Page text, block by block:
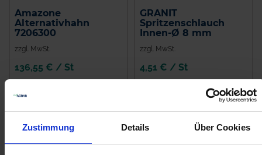
Zustimmung Details Über Cookies
Amazone
Alternativhahn
7206300
zzgl. MwSt.
136,55 € / St
GRANIT
Spritzenschlauch
Innen-Ø 8 mm
zzgl. MwSt.
4,51 € / St
IN DEN
WARENKORB